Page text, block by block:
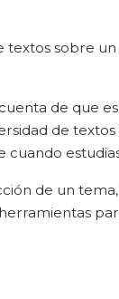
textos sobre
de que
de
de un